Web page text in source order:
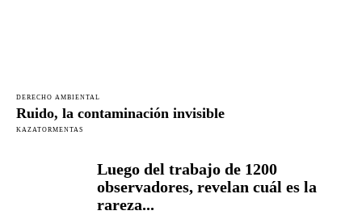
DERECHO AMBIENTAL
Ruido, la contaminación invisible
KAZATORMENTAS
Luego del trabajo de 1200
observadores, revelan cuál es la
rareza...